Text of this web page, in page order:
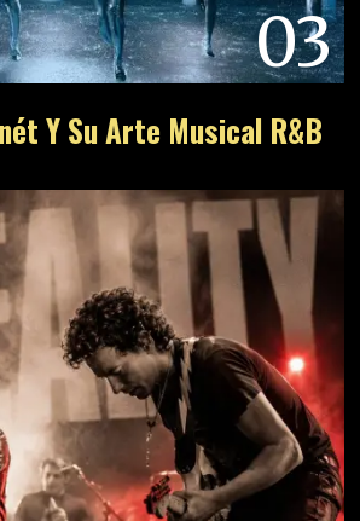
03
Y Su Arte Musical R&B